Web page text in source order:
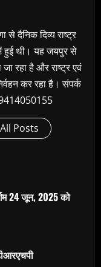
से दैनिक दिव्य राष्ट्र
हुई थी। यह जयपुर से
रहा है और राष्ट्र एवं
कर रहा है। संपर्क
Posts
24 जून, 2025 को